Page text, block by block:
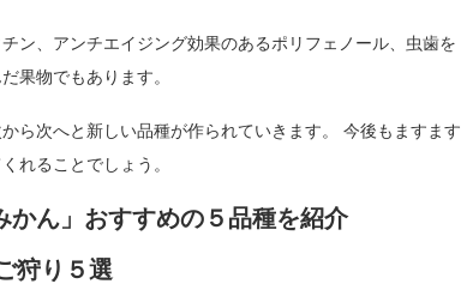
ン、アンチエイジング効果のあるポリフェノール、虫歯を
果物でもあります。
ら次へと新しい品種が作られていきます。 今後もますます
れることでしょう。
かん」おすすめの５品種を紹介
狩り５選